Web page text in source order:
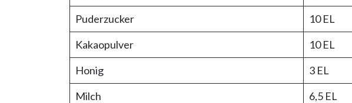
Puderzucker
10 EL
Kakaopulver
10 EL
Honig
3 EL
Milch
6,5 EL